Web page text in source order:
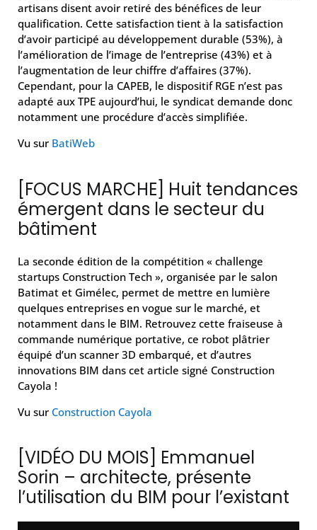
artisans disent avoir retiré des bénéfices de leur
qualification. Cette satisfaction tient à la satisfaction
d’avoir participé au développement durable (53%), à
l’amélioration de l’image de l’entreprise (43%) et à
l’augmentation de leur chiffre d’affaires (37%).
Cependant, pour la CAPEB, le dispositif RGE n’est pas
adapté aux TPE aujourd’hui, le syndicat demande donc
notamment une procédure d’accès simplifiée.
Vu sur BatiWeb
[FOCUS MARCHE] Huit tendances
émergent dans le secteur du
bâtiment
La seconde édition de la compétition « challenge
startups Construction Tech », organisée par le salon
Batimat et Gimélec, permet de mettre en lumière
quelques entreprises en vogue sur le marché, et
notamment dans le BIM. Retrouvez cette fraiseuse à
commande numérique portative, ce robot plâtrier
équipé d’un scanner 3D embarqué, et d’autres
innovations BIM dans cet article signé Construction
Cayola !
Vu sur Construction Cayola
[VIDÉO DU MOIS] Emmanuel
Sorin – architecte, présente
l’utilisation du BIM pour l’existant